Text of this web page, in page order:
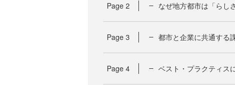
Page 2 なぜ地方都市は「らし
Page 3 都市と企業に共通する
Page 4 ベスト・プラクティス